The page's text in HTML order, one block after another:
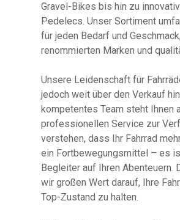
Gravel-Bikes bis hin zu
Pedelecs. Unser Sortiment
für jeden Bedarf und
renommierten Marken und
Unsere Leidenschaft für
jedoch weit über den Verkauf
kompetentes Team steht Ihnen
professionellen Service zur
verstehen, dass Ihr Fahrrad
ein Fortbewegungsmittel – es
Begleiter auf Ihren Abenteuern.
wir großen Wert darauf, Ihre
Top-Zustand zu halten.